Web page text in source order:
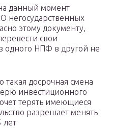
данный момент
негосударственных
этому документу,
свои
одного НПФ в другой не
такая досрочная смена
инвестиционного
терять имеющиеся
разрешает менять
лет